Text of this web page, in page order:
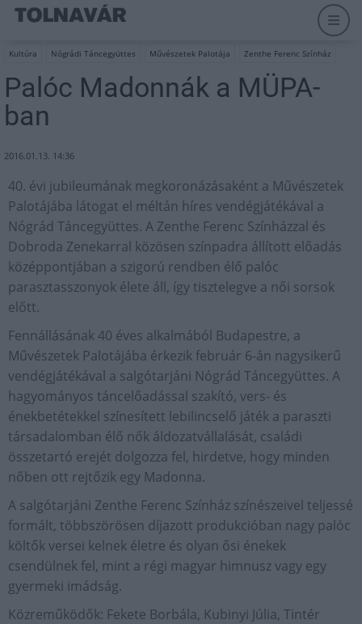
Kultúra Nógrádi Táncegyüttes Művészetek Palotája Zenthe Ferenc Színház
Palóc Madonnák a MÜPA-
ban
2016.01.13. 14:36
40. évi jubileumának megkoronázásaként a Művészetek
Palotájába látogat el méltán híres vendégjátékával a
Nógrád Táncegyüttes. A Zenthe Ferenc Színházzal és
Dobroda Zenekarral közösen színpadra állított előadás
középpontjában a szigorú rendben élő palóc
parasztasszonyok élete áll, így tisztelegve a női sorsok
előtt.
Fennállásának 40 éves alkalmából Budapestre, a
Művészetek Palotájába érkezik február 6-án nagysikerű
vendégjátékával a salgótarjáni Nógrád Táncegyüttes. A
hagyományos táncelőadással szakító, vers- és
énekbetétekkel színesített lebilincselő játék a paraszti
társadalomban élő nők áldozatvállalását, családi
összetartó erejét dolgozza fel, hirdetve, hogy minden
nőben ott rejtőzik egy Madonna.
A salgótarjáni Zenthe Ferenc Színház színészeivel teljessé
formált, többszörösen díjazott produkcióban nagy palóc
költők versei kelnek életre és olyan ősi énekek
csendülnek fel, mint a régi magyar himnusz vagy egy
gyermeki imádság.
Közreműködők: Fekete Borbála, Kubinyi Júlia, Tintér